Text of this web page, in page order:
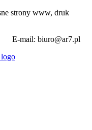
strony www, druk
E-mail: biuro@ar7.pl